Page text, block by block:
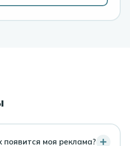
появится моя реклама?